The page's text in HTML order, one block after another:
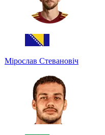
Мірослав Стевановіч